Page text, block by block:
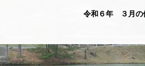
令和６年 ３月の